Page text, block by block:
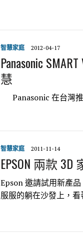
智慧家庭 2012-04-17
Panasonic
慧
Panasonic 在台灣
智慧家庭 2011-11-14
EPSON 兩款
Epson 邀請試用新產
服服的躺在沙發上，